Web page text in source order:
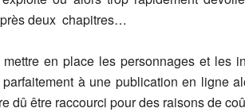
deux chapitres…
en place les personnages et les
à une publication en ligne
dû être raccourci pour des raisons de